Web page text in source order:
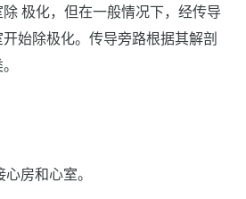
极化，但在一般情况下，经传导
始除极化。传导旁路根据其解剖
房和心室。